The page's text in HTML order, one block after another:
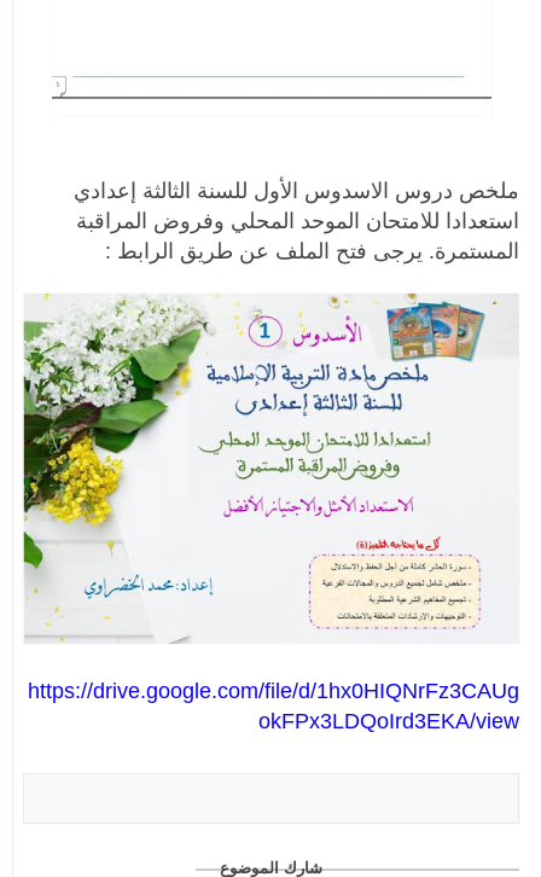
ملخص دروس الاسدوس الأول للسنة الثالثة إعدادي
استعدادا للامتحان الموحد المحلي وفروض المراقبة
المستمرة. يرجى فتح الملف عن طريق الرابط :
https://drive.google.com/file/d/1hx0HIQNrFz3CAUg
okFPx3LDQoIrd3EKA/view
شارك الموضوع